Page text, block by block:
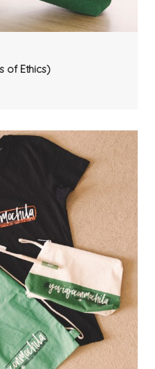
of Ethics)